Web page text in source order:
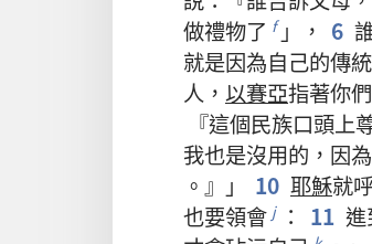
做禮物了 f 」， 6
就是因為自己的傳統
人 ， 以賽亞指著你們
『這個民族口頭上
我也是沒用的 ， 因為
。』」 10 耶穌就
也要領會 j ： 11 進